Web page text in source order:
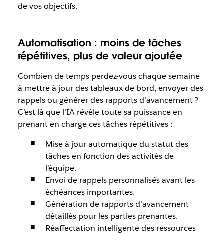
de vos objectifs.
Automatisation : moins de tâches
répétitives, plus de valeur ajoutée
Combien de temps perdez-vous chaque semaine
à mettre à jour des tableaux de bord, envoyer des
rappels ou générer des rapports d’avancement ?
C’est là que l’IA révèle toute sa puissance en
prenant en charge ces tâches répétitives :
Mise à jour automatique du statut des
tâches en fonction des activités de
l’équipe.
Envoi de rappels personnalisés avant les
échéances importantes.
Génération de rapports d’avancement
détaillés pour les parties prenantes.
Réaffectation intelligente des ressources